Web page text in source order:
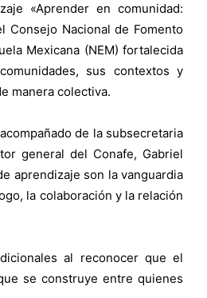
«Aprender en comunidad:
Consejo Nacional de Fomento
Mexicana (NEM) fortalecida
sus contextos y
manera colectiva.
de la subsecretaria
general del Conafe, Gabriel
aprendizaje son la vanguardia
la colaboración y la relación
al reconocer que el
se construye entre quienes